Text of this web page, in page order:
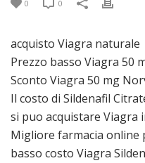
0 0
acquisto Viagra naturale
Prezzo basso Viagra 50
Sconto Viagra 50 mg
Il costo di Sildenafil
si puo acquistare Viagra
Migliore farmacia online
basso costo Viagra